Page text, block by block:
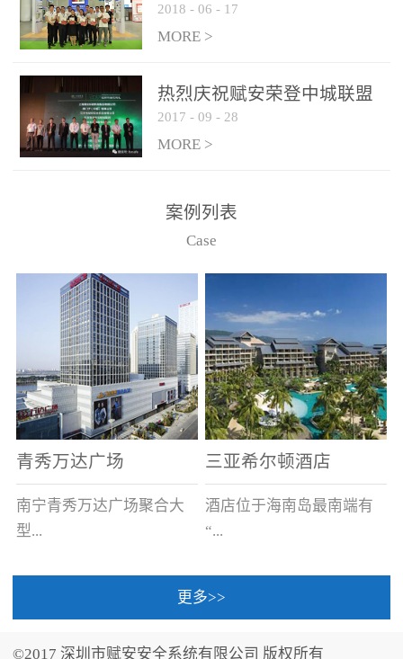
报早防的效果。 系统构
成示意图： 图像型火灾
和监控端两大部分组成。
两者之间通过以太网相
联，一台监控主机最多可
从监控主机上获取，最多
只能接6台，超过的需从现
慧消防新荣耀
2018 - 06 - 17
MORE >
热烈庆祝赋安荣登中城联盟
联合采购战略合作平台
2017 - 09 - 28
MORE >
案例列表
Case
青秀万达广场
南宁青秀万达广场聚合大
型...
三亚希尔顿酒店
酒店位于海南岛最南端有
“...
中国的海岛天堂”之美称的
更多>>
©2017 深圳市赋安安全系统有限公司 版权所有